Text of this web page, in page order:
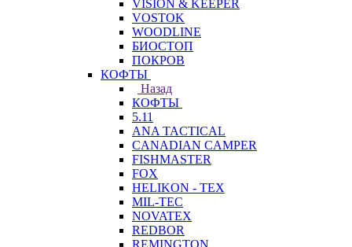
VISION & KEEPER
VOSTOK
WOODLINE
БИОСТОП
ПОКРОВ
КОФТЫ
Назад
КОФТЫ
5.11
ANA TACTICAL
CANADIAN CAMPER
FISHMASTER
FOX
HELIKON - TEX
MIL-TEC
NOVATEX
REDBOR
REMINGTON